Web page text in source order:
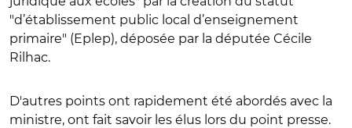
"d’établissement public local d’enseignement
primaire" (Eplep), déposée par la députée Cécile
Rilhac.
D'autres points ont rapidement été abordés avec la
ministre, ont fait savoir les élus lors du point presse.